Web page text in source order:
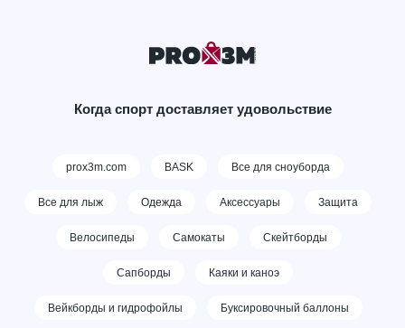
Когда спорт доставляет удовольствие
prox3m.com BASK Все для сноуборда
Все для лыж Одежда Аксессуары Защита
Велосипеды Самокаты Скейтборды
Сапборды Каяки и каноэ
Вейкборды и гидрофойлы Буксировочный баллоны